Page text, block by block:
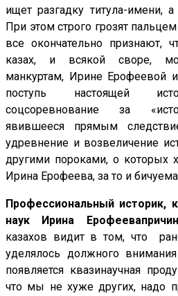
ищет разгадку титула-имени,
При этом строго грозят
все окончательно признают,
казах, и всякой своре,
манкуртам, Ирине Ерофеевой
поступь настоящей
соцсоревнование за
явившееся прямым
удревнение и возвеличение
другими пороками, о которых
Ирина Ерофеева, за то и
Профессиональный историк,
наук Ирина Ерофеева
казахов видит в том, что
уделялось должного
появляется квазинаучная
что мы не хуже других, надо